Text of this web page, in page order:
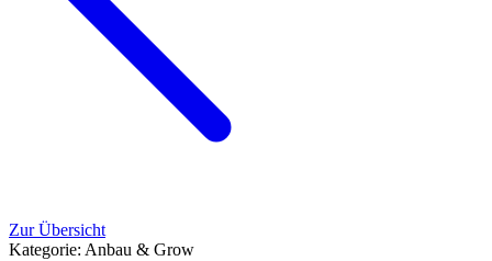
Zur Übersicht
Kategorie: Anbau & Grow